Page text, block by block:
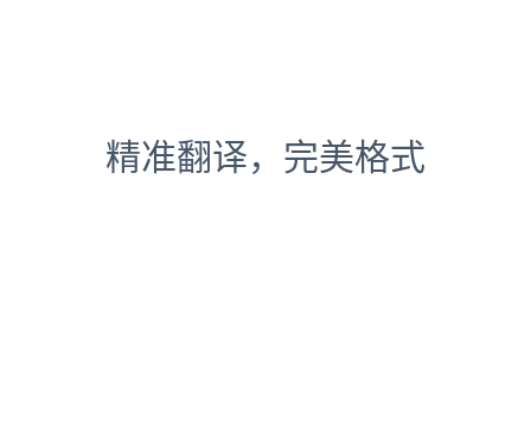
精准翻译，完美格式